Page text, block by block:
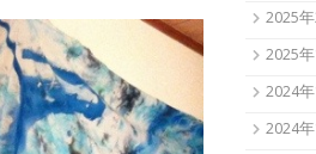
2025
2025
2024
2024